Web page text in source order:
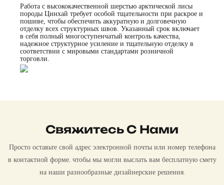
Работа с высококачественной шерстью арктической лисы
породы Цинхай требует особой тщательности при раскрое и
пошиве, чтобы обеспечить аккуратную и долговечную
отделку всех структурных швов. Указанный срок включает
в себя полный многоступенчатый контроль качества,
надежное структурное усиление и тщательную отделку в
соответствии с мировыми стандартами розничной
торговли.
Свяжитесь С Нами
Просто оставьте свой адрес электронной почты или номер телефона
в контактной форме, чтобы мы могли выслать вам бесплатную смету
на наши разнообразные дизайнерские решения.